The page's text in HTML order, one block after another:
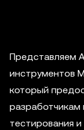
Представляем
инструментов
который
тестирования